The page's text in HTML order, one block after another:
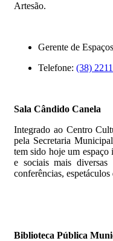
Artesão.
Gerente de
Telefone: (38)
Sala Cândido Canela
Integrado ao Centro
pela Secretaria
tem sido hoje um espaço
e sociais mais diversas
conferências, espetáculos
Biblioteca Pública